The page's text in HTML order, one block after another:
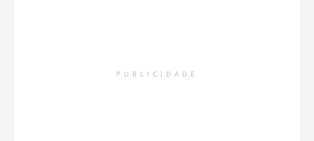
PUBLICIDADE